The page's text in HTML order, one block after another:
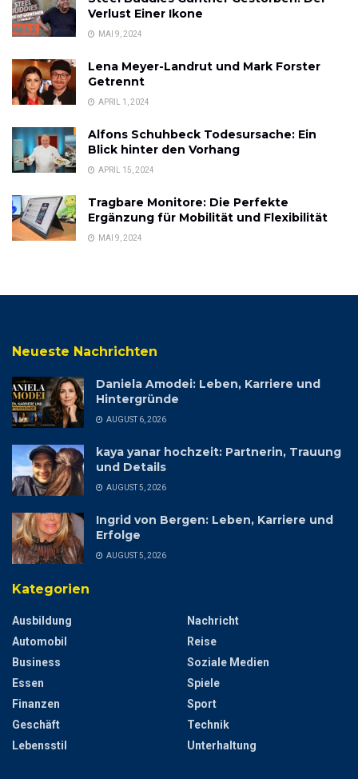
Verlust Einer Ikone
MAI 9, 2024
Lena Meyer-Landrut und Mark Forster
Getrennt
APRIL 1, 2024
Alfons Schuhbeck Todesursache: Ein
Blick hinter den Vorhang
APRIL 15, 2024
Tragbare Monitore: Die Perfekte
Ergänzung für Mobilität und Flexibilität
MAI 9, 2024
Neueste Nachrichten
Daniela Amodei: Leben, Karriere und
Hintergründe
AUGUST 6, 2026
kaya yanar hochzeit: Partnerin, Trauung
und Details
AUGUST 5, 2026
Ingrid von Bergen: Leben, Karriere und
Erfolge
AUGUST 5, 2026
Kategorien
Ausbildung
Automobil
Business
Essen
Finanzen
Geschäft
Lebensstil
Nachricht
Reise
Soziale Medien
Spiele
Sport
Technik
Unterhaltung